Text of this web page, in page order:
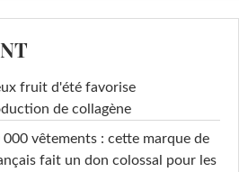
fruit d'été favorise
de collagène
vêtements : cette marque de
fait un don colossal pour les